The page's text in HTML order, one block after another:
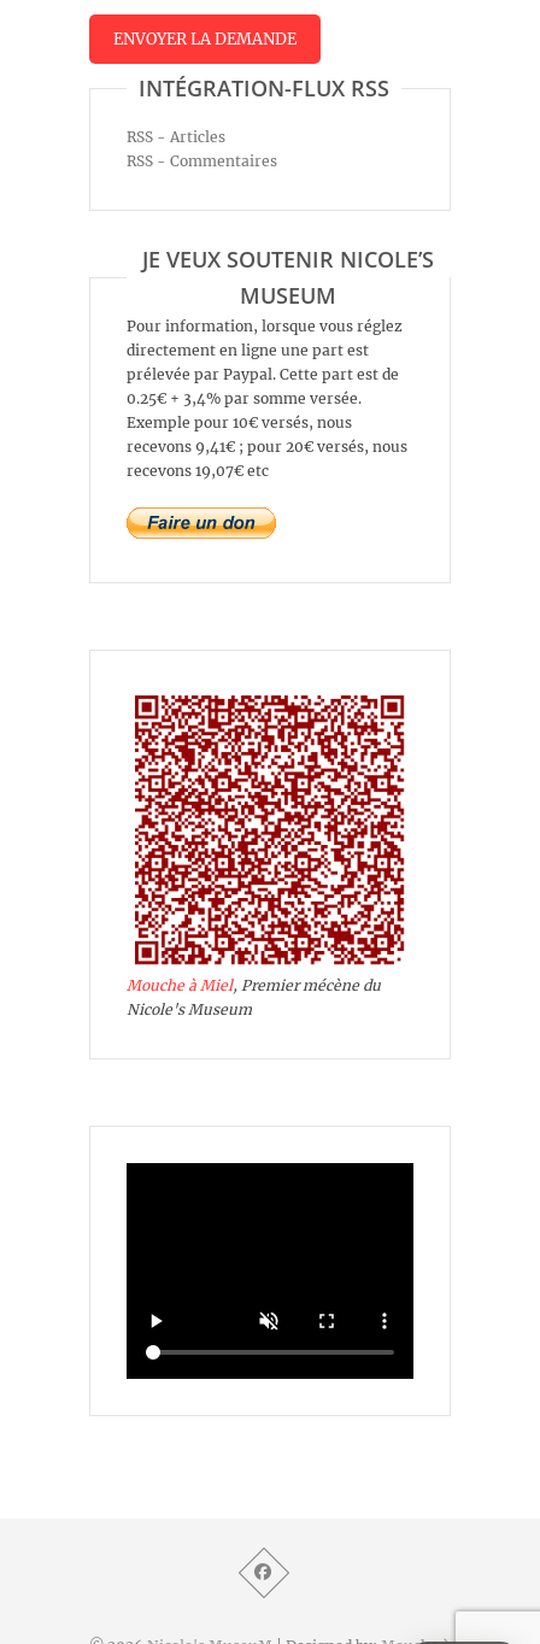
INTÉGRATION-FLUX RSS
RSS - Articles
RSS - Commentaires
JE VEUX SOUTENIR NICOLE’S
MUSEUM
Pour information, lorsque vous réglez
directement en ligne une part est
prélevée par Paypal. Cette part est de
0.25€ + 3,4% par somme versée.
Exemple pour 10€ versés, nous
recevons 9,41€ ; pour 20€ versés, nous
recevons 19,07€ etc
Mouche à Miel, Premier mécène du
Nicole's Museum